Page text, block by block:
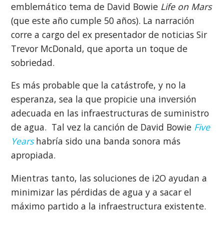
emblemático tema de David Bowie Life on Mars
(que este año cumple 50 años). La narración
corre a cargo del ex presentador de noticias Sir
Trevor McDonald, que aporta un toque de
sobriedad.
Es más probable que la catástrofe, y no la
esperanza, sea la que propicie una inversión
adecuada en las infraestructuras de suministro
de agua. Tal vez la canción de David Bowie Five
Yearshabría sido una banda sonora más
apropiada.
Mientras tanto, las soluciones de i2O ayudan a
minimizar las pérdidas de agua y a sacar el
máximo partido a la infraestructura existente.